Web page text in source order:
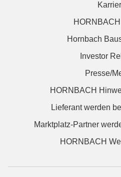
Hornbach
Investor
Presse/
HORNBACH
Lieferant werden
Marktplatz-Partner
HORNBACH